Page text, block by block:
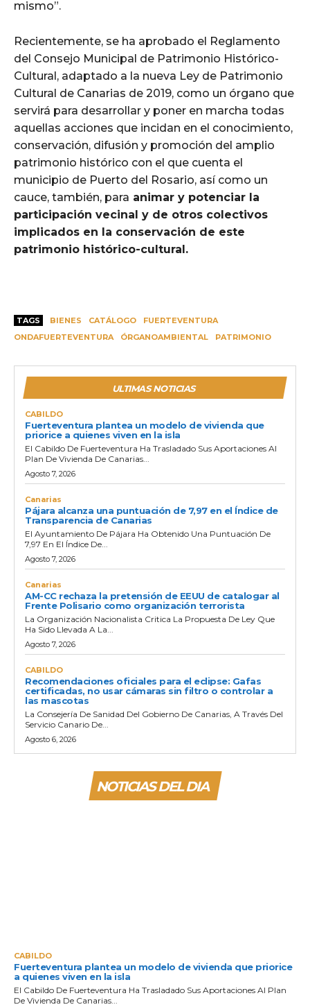
mismo”.
Recientemente, se ha aprobado el Reglamento
del Consejo Municipal de Patrimonio Histórico-
Cultural, adaptado a la nueva Ley de Patrimonio
Cultural de Canarias de 2019, como un órgano que
servirá para desarrollar y poner en marcha todas
aquellas acciones que incidan en el conocimiento,
conservación, difusión y promoción del amplio
patrimonio histórico con el que cuenta el
municipio de Puerto del Rosario, así como un
cauce, también, para animar y potenciar la
participación vecinal y de otros colectivos
implicados en la conservación de este
patrimonio histórico-cultural.
TAGS BIENES CATÁLOGO
FUERTEVENTURA
ONDAFUERTEVENTURA
ÓRGANOAMBIENTAL PATRIMONIO
ULTIMAS NOTICIAS
CABILDO
Fuerteventura plantea un modelo de vivienda que
priorice a quienes viven en la isla
El Cabildo De Fuerteventura Ha Trasladado Sus Aportaciones Al
Plan De Vivienda De Canarias...
Agosto 7, 2026
Canarias
Pájara alcanza una puntuación de 7,97 en el Índice de
Transparencia de Canarias
El Ayuntamiento De Pájara Ha Obtenido Una Puntuación De
7,97 En El Índice De...
Agosto 7, 2026
Canarias
AM-CC rechaza la pretensión de EEUU de catalogar al
Frente Polisario como organización terrorista
La Organización Nacionalista Critica La Propuesta De Ley Que
Ha Sido Llevada A La...
Agosto 7, 2026
CABILDO
Recomendaciones oficiales para el eclipse: Gafas
certificadas, no usar cámaras sin filtro o controlar a
las mascotas
La Consejería De Sanidad Del Gobierno De Canarias, A Través Del
Servicio Canario De...
Agosto 6, 2026
NOTICIAS DEL DIA
CABILDO
Fuerteventura plantea un modelo de vivienda que priorice
a quienes viven en la isla
El Cabildo De Fuerteventura Ha Trasladado Sus Aportaciones Al Plan
De Vivienda De Canarias...